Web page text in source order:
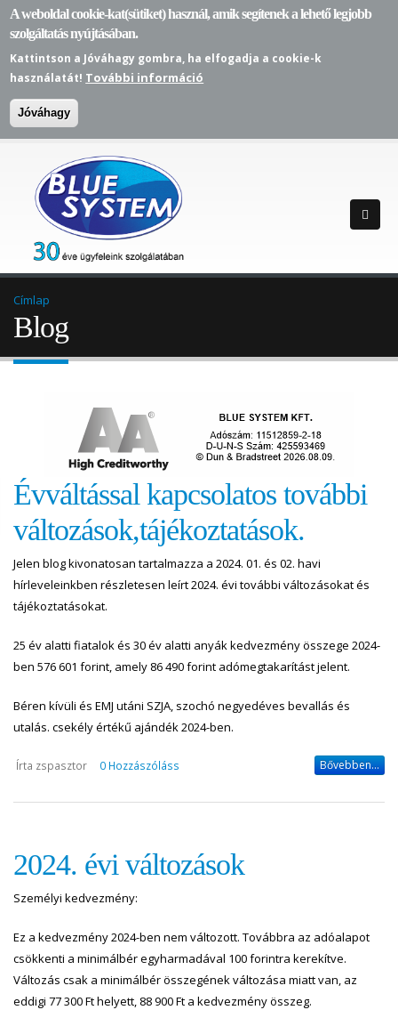
A weboldal cookie-kat(sütiket) használ, amik segítenek a lehető legjobb
szolgáltatás nyújtásában.
Kattintson a Jóváhagy gombra, ha elfogadja a cookie-k
használatát! További információ
Jóváhagy
Címlap
Blog
Évváltással kapcsolatos további
változások,tájékoztatások.
Jelen blog kivonatosan tartalmazza a 2024. 01. és 02. havi
hírleveleinkben részletesen leírt 2024. évi további változásokat és
tájékoztatásokat.
25 év alatti fiatalok és 30 év alatti anyák kedvezmény összege 2024-
ben 576 601 forint, amely 86 490 forint adómegtakarítást jelent.
Béren kívüli és EMJ utáni SZJA, szochó negyedéves bevallás és
utalás. csekély értékű ajándék 2024-ben.
Írta zspasztor 0 Hozzászóláss Bővebben...
2024. évi változások
Személyi kedvezmény:
Ez a kedvezmény 2024-ben nem változott. Továbbra az adóalapot
csökkenti a minimálbér egyharmadával 100 forintra kerekítve.
Változás csak a minimálbér összegének változása miatt van, az
eddigi 77 300 Ft helyett, 88 900 Ft a kedvezmény összeg.